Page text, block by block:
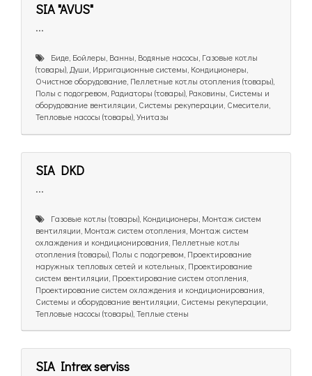
SIA "AVUS"
...
Биде, Бойлеры, Ванны, Водяные насосы, Газовые котлы
(товары), Души, Ирригационные системы, Кондиционеры,
Очистное оборудование, Пеллетные котлы отопления (товары),
Полы с подогревом, Радиаторы (товары), Раковины, Системы и
оборудование вентиляции, Системы рекуперации, Смесители,
Тепловые насосы (товары), Унитазы
SIA DKD
...
Газовые котлы (товары), Кондиционеры, Монтаж систем
вентиляции, Монтаж систем отопления, Монтаж систем
охлаждения и кондиционирования, Пеллетные котлы
отопления (товары), Полы с подогревом, Проектирование
наружных тепловых сетей и котельных, Проектирование
систем вентиляции, Проектирование систем отопления,
Проектирование систем охлаждения и кондиционирования,
Системы и оборудование вентиляции, Системы рекуперации,
Тепловые насосы (товары), Теплые стены
SIA Intrex serviss